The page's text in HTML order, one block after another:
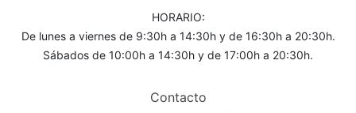
HORARIO:
De lunes a viernes de 9:30h a 14:30h y de 16:30h a 20:30h.
Sábados de 10:00h a 14:30h y de 17:00h a 20:30h.
Contacto